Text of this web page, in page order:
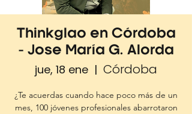
Thinkglao en Córdoba
- Jose María G. Alorda
jue, 18 ene
  |
Córdoba
¿Te acuerdas cuando hace poco más de un
mes, 100 jóvenes profesionales abarrotaron